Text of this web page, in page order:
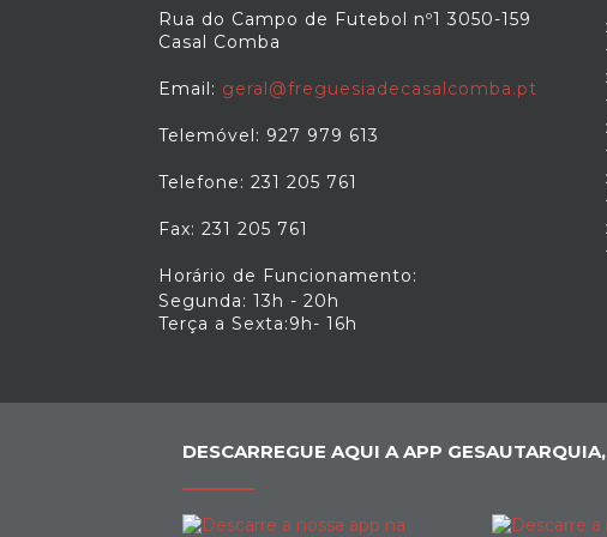
Rua do Campo de Futebol nº1 3050-159
Casal Comba
Email: geral@freguesiadecasalcomba.pt
Telemóvel: 927 979 613
Telefone: 231 205 761
Fax: 231 205 761
Horário de Funcionamento:
Segunda: 13h - 20h
Terça a Sexta:9h- 16h
DESCARREGUE AQUI A APP GESAUTARQUIA,